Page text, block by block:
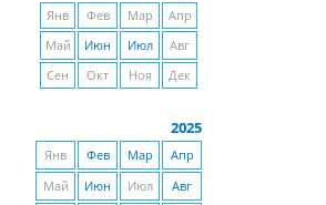
Янв Фев Мар
Апр
Май
Июн Июл
Авг
Сен
Окт Ноя Дек
2025
Янв Фев Мар
Апр
Май
Июн Июл
Авг